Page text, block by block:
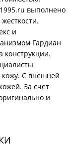
1995.ru выполнено
и
Гардиан
конструкции.
кожу. С внешней
За счет
и